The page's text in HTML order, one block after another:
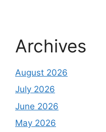
Archives
August 2026
July 2026
June 2026
May 2026